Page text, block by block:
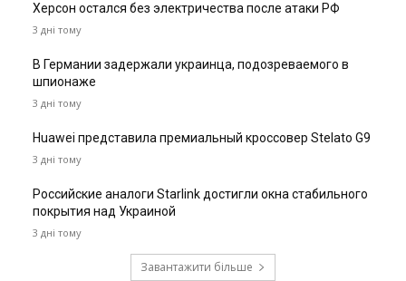
Херсон остался без электричества после атаки РФ
3 дні тому
В Германии задержали украинца, подозреваемого в
шпионаже
3 дні тому
Huawei представила премиальный кроссовер Stelato G9
3 дні тому
Российские аналоги Starlink достигли окна стабильного
покрытия над Украиной
3 дні тому
Завантажити більше